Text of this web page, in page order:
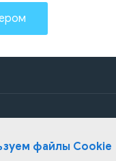
файлы Cookie